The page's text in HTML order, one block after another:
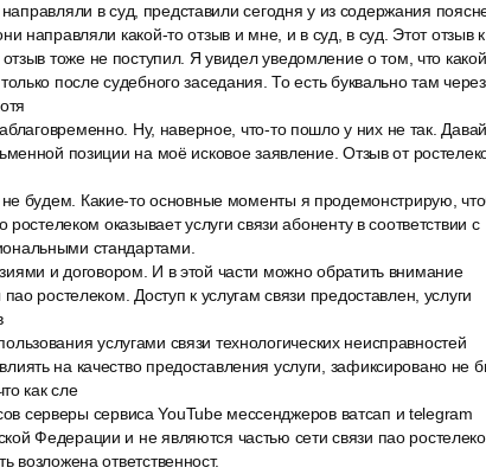
в суд, представили сегодня у из содержания
направляли какой-то отзыв и мне, и в суд, в суд. Этот отзыв к
тоже не поступил. Я увидел уведомление о том, что
после судебного заседания. То есть буквально там
Ну, наверное, что-то пошло у них не так.
позиции на моё исковое заявление. Отзыв от
будем. Какие-то основные моменты я продемонстрирую,
оказывает услуги связи абоненту в соответствии с
стандартами.
и договором. И в этой части можно обратить внимание
ростелеком. Доступ к услугам связи предоставлен, услуги
услугами связи технологических неисправностей
на качество предоставления услуги, зафиксировано не
как сле
серверы сервиса YouTube мессенджеров ватсап и telegram
Федерации и не являются частью сети связи пао
возложена ответственност.